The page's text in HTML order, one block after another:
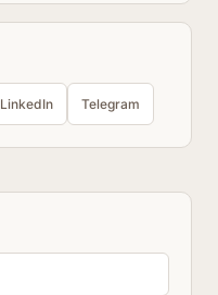
LinkedIn Telegram